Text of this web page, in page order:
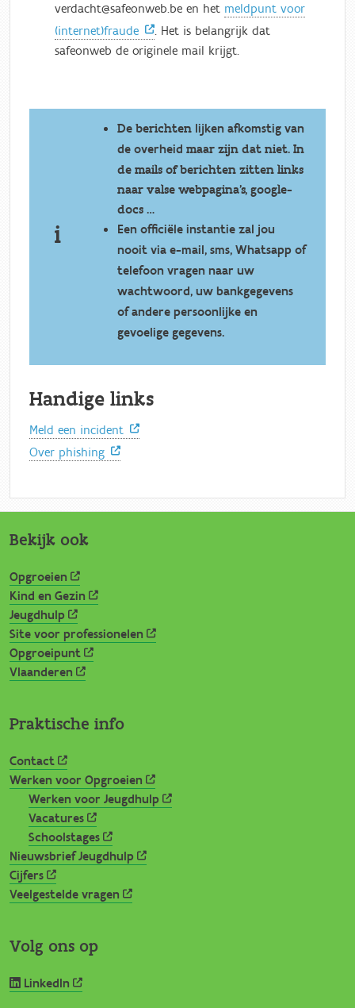
verdacht@safeonweb.be en het meldpunt voor
(internet)fraude
. Het is belangrijk dat
safeonweb de originele mail krijgt.
De berichten lijken afkomstig van
de overheid maar zijn dat niet. In
de mails of berichten zitten links
naar valse webpagina’s, google-
docs …
Een officiële instantie zal jou
nooit via e-mail, sms, Whatsapp of
telefoon vragen naar uw
wachtwoord, uw bankgegevens
of andere persoonlijke en
gevoelige gegevens.
Handige links
Meld een incident
Over phishing
Bekijk ook
Opgroeien
Kind en Gezin
Jeugdhulp
Site voor professionelen
Opgroeipunt
Vlaanderen
Praktische info
Contact
Werken voor Opgroeien
Werken voor Jeugdhulp
Vacatures
Schoolstages
Nieuwsbrief Jeugdhulp
Cijfers
Veelgestelde vragen
Volg ons op
LinkedIn